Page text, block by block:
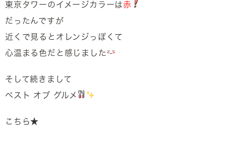
東京タワーのイメージカラーは赤
だったんですが
近くで見るとオレンジっぽくて
心温まる色だと感じました
そして続きまして
ベスト オブ グルメ
こちら★